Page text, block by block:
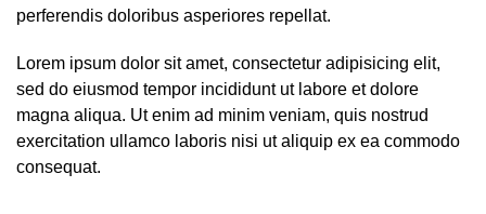
perferendis doloribus asperiores repellat.
Lorem ipsum dolor sit amet, consectetur adipisicing elit,
sed do eiusmod tempor incididunt ut labore et dolore
magna aliqua. Ut enim ad minim veniam, quis nostrud
exercitation ullamco laboris nisi ut aliquip ex ea commodo
consequat.